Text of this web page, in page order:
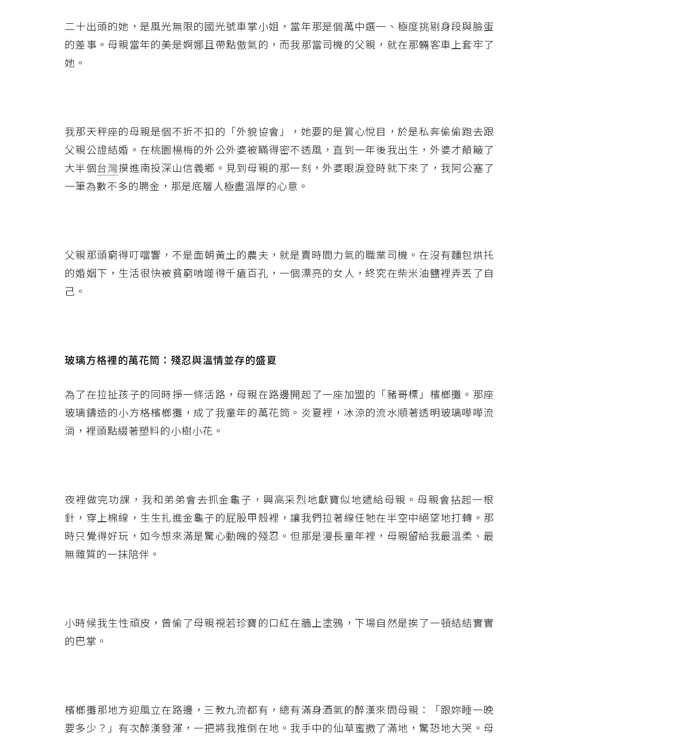
二十出頭的她，是風光無限的國光號車掌小姐，當年那是個萬中選一、極度挑剔身段與臉蛋
的差事。母親當年的美是婀娜且帶點傲氣的，而我那當司機的父親，就在那輛客車上套牢了
她。
我那天秤座的母親是個不折不扣的「外貌協會」，她要的是賞心悅目，於是私奔偷偷跑去跟
父親公證結婚。在桃園楊梅的外公外婆被瞞得密不透風，直到一年後我出生，外婆才顛簸了
大半個台灣摸進南投深山信義鄉。見到母親的那一刻，外婆眼淚登時就下來了，我阿公塞了
一筆為數不多的聘金，那是底層人極盡溫厚的心意。
父親那頭窮得叮噹響，不是面朝黃土的農夫，就是賣時間力氣的職業司機。在沒有麵包烘托
的婚姻下，生活很快被貧窮啃噬得千瘡百孔，一個漂亮的女人，終究在柴米油鹽裡弄丟了自
己。
玻璃方格裡的萬花筒：殘忍與溫情並存的盛夏
為了在拉扯孩子的同時掙一條活路，母親在路邊開起了一座加盟的「豬哥標」檳榔攤。那座
玻璃鑄造的小方格檳榔攤，成了我童年的萬花筒。炎夏裡，冰涼的流水順著透明玻璃嘩嘩流
淌，裡頭點綴著塑料的小樹小花。
夜裡做完功課，我和弟弟會去抓金龜子，興高采烈地獻寶似地遞給母親。母親會拈起一根
針，穿上棉線，生生扎進金龜子的屁股甲殼裡，讓我們拉著線任牠在半空中絕望地打轉。那
時只覺得好玩，如今想來滿是驚心動魄的殘忍。但那是漫長童年裡，母親留給我最溫柔、最
無雜質的一抹陪伴。
小時候我生性頑皮，曾偷了母親視若珍寶的口紅在牆上塗鴉，下場自然是挨了一頓結結實實
的巴掌。
檳榔攤那地方迎風立在路邊，三教九流都有，總有滿身酒氣的醉漢來問母親：「跟妳睡一晚
要多少？」有次醉漢發渾，一把將我推倒在地。我手中的仙草蜜撒了滿地，驚恐地大哭。母